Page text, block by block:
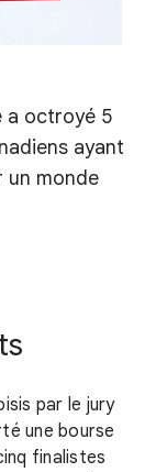
a octroyé 5
ayant
un monde
par le jury
une bourse
finalistes